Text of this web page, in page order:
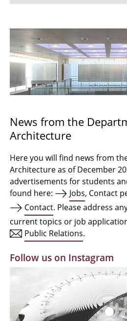
Admission procedure 2024
Bachelor Architecture
Bachelor Architecture+
Qualification profile
Semester Programme
Internationales
Facilities
Alumni | cloud club
Documents and Downloads
News from the
Architecture
Here you will find news from
Architecture as of December
advertisements for students
found here:
Jobs, Contact
Contact. Please address
current topics or job
Public Relations.
Follow us on Instagram